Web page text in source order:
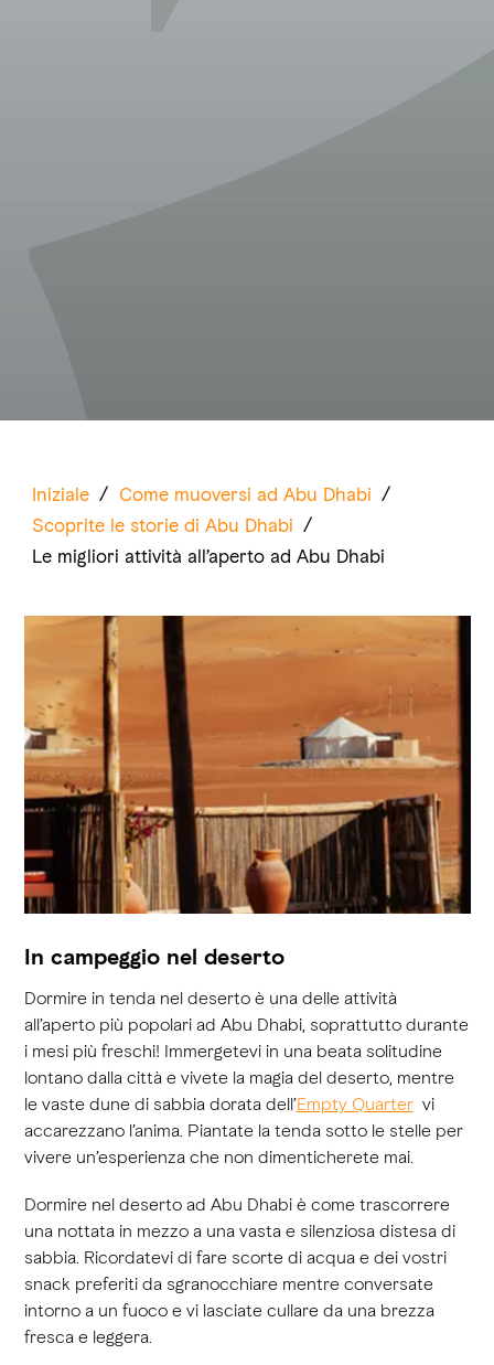
Iniziale / Come muoversi ad Abu Dhabi /
Scoprite le storie di Abu Dhabi /
Le migliori attività all’aperto ad Abu Dhabi
In campeggio nel deserto
Dormire in tenda nel deserto è una delle attività
all’aperto più popolari ad Abu Dhabi, soprattutto durante
i mesi più freschi! Immergetevi in una beata solitudine
lontano dalla città e vivete la magia del deserto, mentre
le vaste dune di sabbia dorata dell’Empty Quartervi
accarezzano l’anima. Piantate la tenda sotto le stelle per
vivere un’esperienza che non dimenticherete mai.
Dormire nel deserto ad Abu Dhabi è come trascorrere
una nottata in mezzo a una vasta e silenziosa distesa di
sabbia. Ricordatevi di fare scorte di acqua e dei vostri
snack preferiti da sgranocchiare mentre conversate
intorno a un fuoco e vi lasciate cullare da una brezza
fresca e leggera.